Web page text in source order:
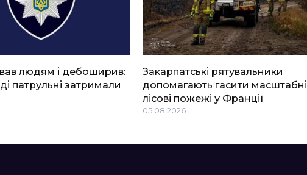
людям і дебоширив:
патрульні затримали
Закарпатські рятувальники
допомагають гасити масштабні
лісові пожежі у Франції
05.08.2026